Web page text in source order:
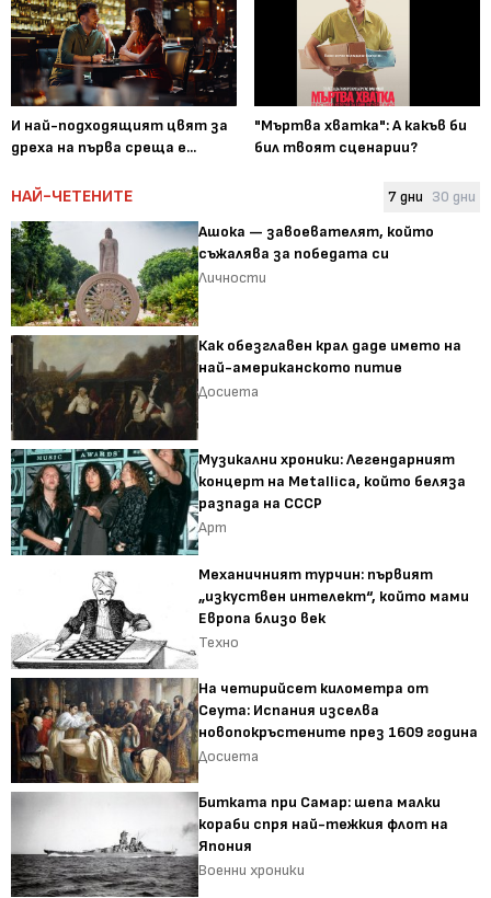
И най-подходящият цвят за
дреха на първа среща е...
"Мъртва хватка": А какъв би
бил твоят сценарии?
НАЙ-ЧЕТЕНИТЕ 7 дни 30 дни
Ашока — завоевателят, който
съжалява за победата си
Личности
Как обезглавен крал даде името на
най-американското питие
Досиета
Музикални хроники: Легендарният
концерт на Metallica, който беляза
разпада на СССР
Арт
Механичният турчин: първият
„изкуствен интелект“, който мами
Европа близо век
Техно
На четирийсет километра от
Сеута: Испания изселва
новопокръстените през 1609 година
Досиета
Битката при Самар: шепа малки
кораби спря най-тежкия флот на
Япония
Военни хроники